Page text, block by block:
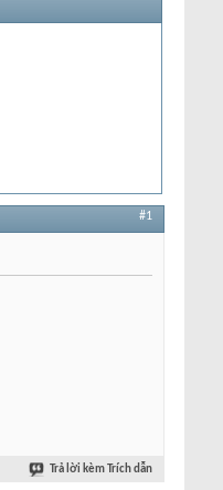
#1
Trả lời kèm Trích dẫn